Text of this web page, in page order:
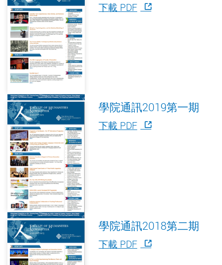
下載 PDF
學院通訊2019第一期
下載 PDF
學院通訊2018第二期
下載 PDF